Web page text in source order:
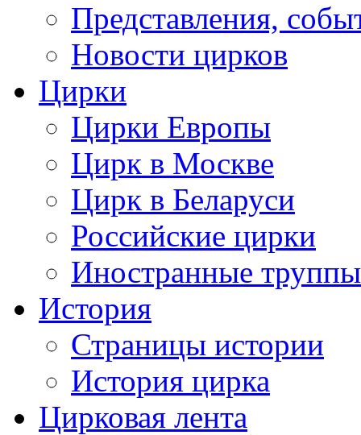
Представления,
Новости цирков
Цирки
Цирки Европы
Цирк в Москве
Цирк в Беларуси
Российские цирки
Иностранные труппы
История
Страницы истории
История цирка
Цирковая лента